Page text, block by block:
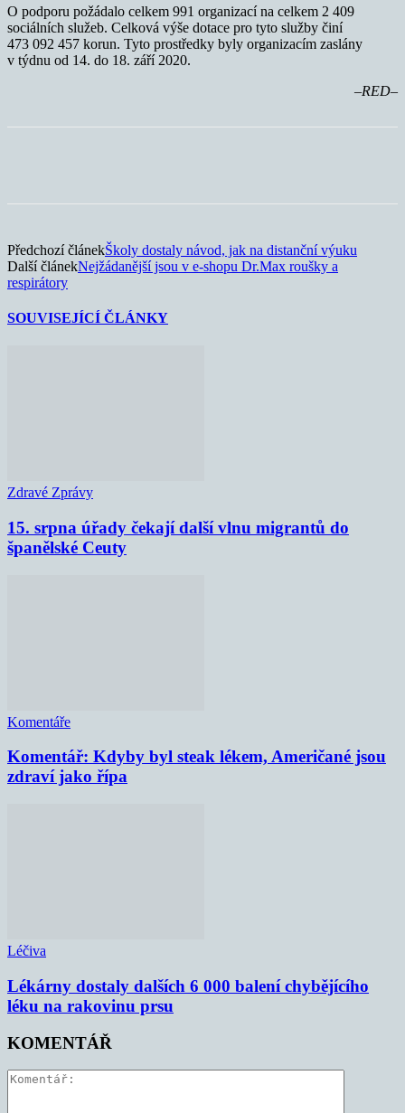
O podporu požádalo celkem 991 organizací na celkem 2 409
sociálních služeb. Celková výše dotace pro tyto služby činí
473 092 457 korun. Tyto prostředky byly organizacím zaslány
v týdnu od 14. do 18. září 2020.
–RED–
Předchozí článekŠkoly dostaly návod, jak na distanční výuku
Další článekNejžádanější jsou v e-shopu Dr.Max roušky a
respirátory
SOUVISEJÍCÍ ČLÁNKY
Zdravé Zprávy
15. srpna úřady čekají další vlnu migrantů do
španělské Ceuty
Komentáře
Komentář: Kdyby byl steak lékem, Američané jsou
zdraví jako řípa
Léčiva
Lékárny dostaly dalších 6 000 balení chybějícího
léku na rakovinu prsu
KOMENTÁŘ